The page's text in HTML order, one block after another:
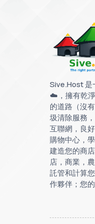
Sive.Host 是
☁️，擁有乾
的道路（沒
圾清除服務
互聯網，良
購物中心，
建造您的商
店，商業，
託管和計算
作夥伴；您的